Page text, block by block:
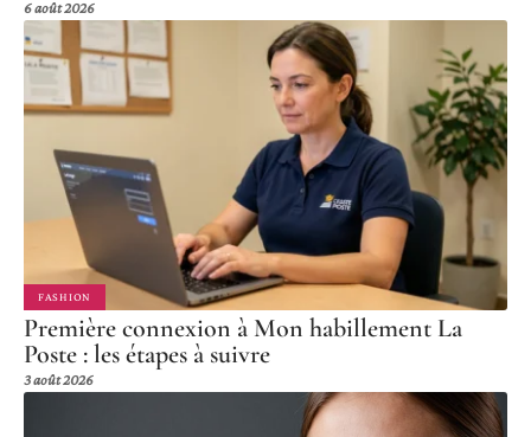
6 août 2026
FASHION
Première connexion à Mon habillement La
Poste : les étapes à suivre
3 août 2026